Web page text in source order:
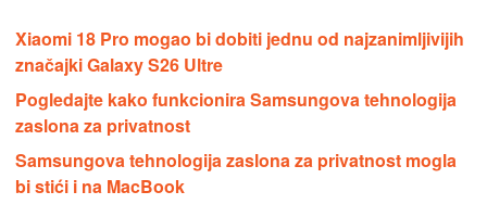
Xiaomi 18 Pro mogao bi dobiti jednu od najzanimljivijih
značajki Galaxy S26 Ultre
Pogledajte kako funkcionira Samsungova tehnologija
zaslona za privatnost
Samsungova tehnologija zaslona za privatnost mogla
bi stići i na MacBook